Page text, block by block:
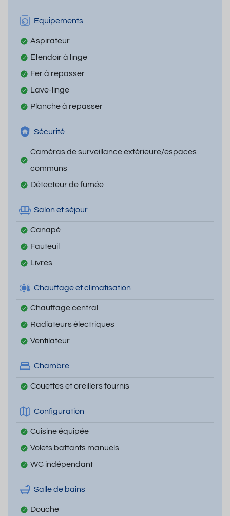
Equipements
Aspirateur
Etendoir à linge
Fer à repasser
Lave-linge
Planche à repasser
Sécurité
Caméras de surveillance extérieure/espaces
communs
Détecteur de fumée
Salon et séjour
Canapé
Fauteuil
Livres
Chauffage et climatisation
Chauffage central
Radiateurs électriques
Ventilateur
Chambre
Couettes et oreillers fournis
Configuration
Cuisine équipée
Volets battants manuels
WC indépendant
Salle de bains
Douche